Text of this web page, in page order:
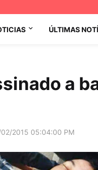
ÚLTIMAS
a
02/2015 05:04:00 PM